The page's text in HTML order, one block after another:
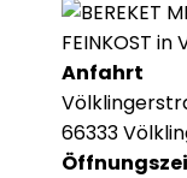
Anfahrt
66333